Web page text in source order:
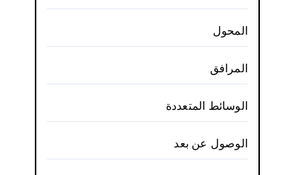
المحول
المرافق
الوسائط المتعددة
الوصول عن بعد